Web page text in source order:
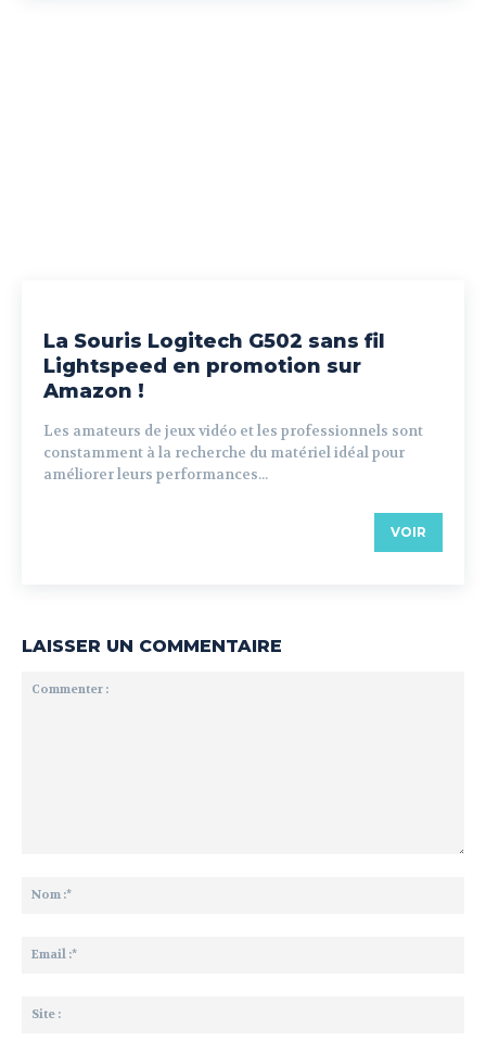
La Souris Logitech G502 sans fil
Lightspeed en promotion sur
Amazon !
Les amateurs de jeux vidéo et les professionnels sont
constamment à la recherche du matériel idéal pour
améliorer leurs performances...
VOIR
LAISSER UN COMMENTAIRE